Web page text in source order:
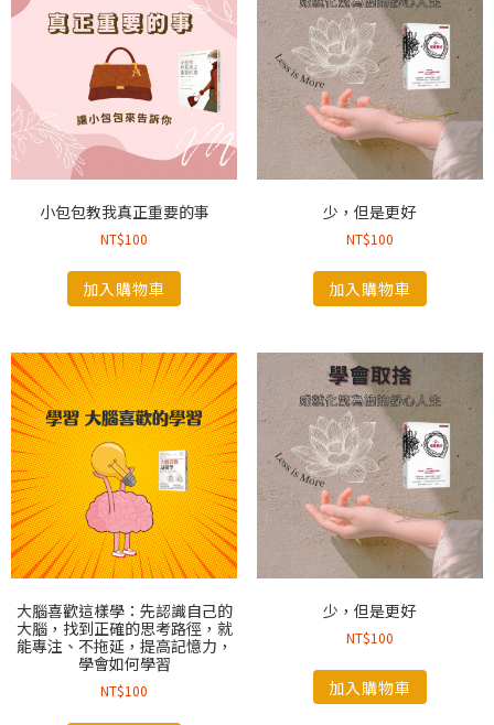
小包包教我真正重要的事
NT$100
加入購物車
少，但是更好
NT$100
加入購物車
大腦喜歡這樣學：先認識自己的
大腦，找到正確的思考路徑，就
能專注、不拖延，提高記憶力，
學會如何學習
NT$100
少，但是更好
NT$100
加入購物車